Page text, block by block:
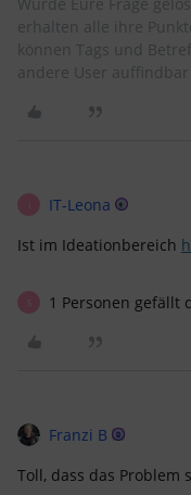
erhalten alle ihre
können Tags und
andere User auffindbar
IT-Leona
Ist im Ideationbereich
1 Personen gefällt
Franzi B
Toll, dass das Problem